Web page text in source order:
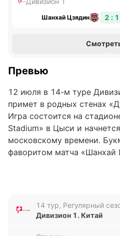
Шанхай Цзядин 2 : 1
Превью
12 июля в 14-м туре
примет в родных стенах
Игра состоится на
Stadium» в Цыси и
московскому времени.
фаворитом матча «Шанхай
турнирной таблице
команды Вэйфэна Ли
четыре поражения в 13
14 тур, Регулярный
Дивизион 1. Китай